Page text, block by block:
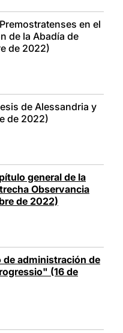
en el
de la Abadía de
de 2022)
de Alessandria y
de 2022)
general de la
Observancia
de 2022)
administración de
(16 de